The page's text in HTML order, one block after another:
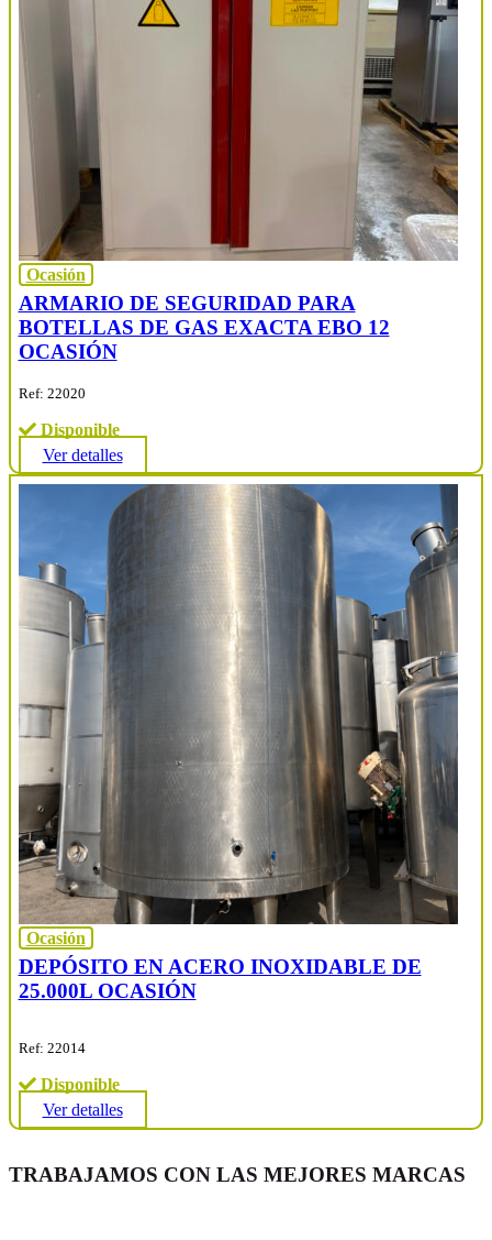
Ocasión
ARMARIO DE SEGURIDAD PARA
BOTELLAS DE GAS EXACTA EBO 12
OCASIÓN
Ref: 22020
Disponible
Ver detalles
Ocasión
DEPÓSITO EN ACERO INOXIDABLE DE
25.000L OCASIÓN
Ref: 22014
Disponible
Ver detalles
TRABAJAMOS CON LAS MEJORES MARCAS